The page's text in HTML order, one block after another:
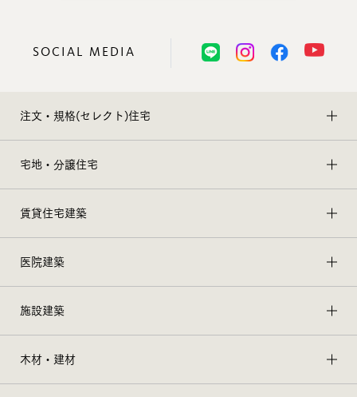
SOCIAL MEDIA
注文・規格(セレクト)住宅
宅地・分譲住宅
賃貸住宅建築
医院建築
施設建築
木材・建材